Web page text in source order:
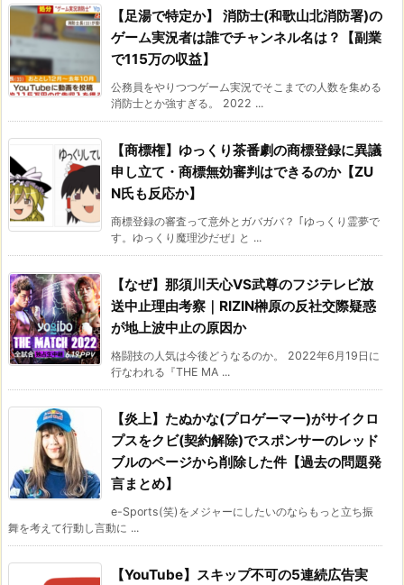
【足湯で特定か】 消防士(和歌山北消防署)の
ゲーム実況者は誰でチャンネル名は？【副業
で115万の収益】
公務員をやりつつゲーム実況でそこまでの人数を集める
消防士とか強すぎる。 2022 ...
【商標権】ゆっくり茶番劇の商標登録に異議
申し立て・商標無効審判はできるのか【ZU
N氏も反応か】
商標登録の審査って意外とガバガバ？ ｢ゆっくり霊夢で
す。ゆっくり魔理沙だぜ｣ と ...
【なぜ】那須川天心VS武尊のフジテレビ放
送中止理由考察｜RIZIN榊原の反社交際疑惑
が地上波中止の原因か
格闘技の人気は今後どうなるのか。 2022年6月19日に
行なわれる『THE MA ...
【炎上】たぬかな(プロゲーマー)がサイクロ
プスをクビ(契約解除)でスポンサーのレッド
ブルのページから削除した件【過去の問題発
言まとめ】
e-Sports(笑)をメジャーにしたいのならもっと立ち振
舞を考えて行動し言動に ...
【YouTube】スキップ不可の5連続広告実